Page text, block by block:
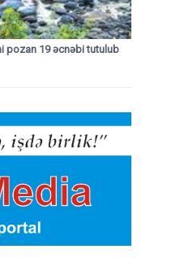
pozan 19 əcnəbi tutulub